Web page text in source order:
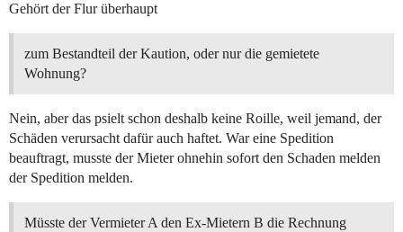
Gehört der Flur überhaupt
zum Bestandteil der Kaution, oder nur die gemietete
Wohnung?
Nein, aber das psielt schon deshalb keine Roille, weil jemand, der
Schäden verursacht dafür auch haftet. War eine Spedition
beauftragt, musste der Mieter ohnehin sofort den Schaden melden
der Spedition melden.
Müsste der Vermieter A den Ex-Mietern B die Rechnung